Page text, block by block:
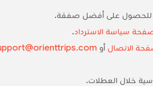
للحصول على أفضل صفقة.
سياسة الاسترداد.
الاتصال أو
خلال العطلات.